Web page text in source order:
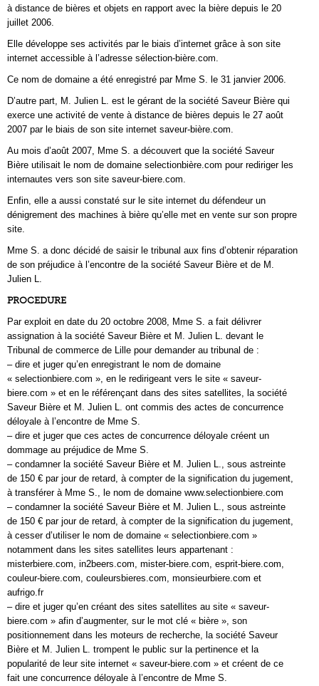
à distance de bières et objets en rapport avec la bière depuis le 20
juillet 2006.
Elle développe ses activités par le biais d’internet grâce à son site
internet accessible à l’adresse sélection-bière.com.
Ce nom de domaine a été enregistré par Mme S. le 31 janvier 2006.
D’autre part, M. Julien L. est le gérant de la société Saveur Bière qui
exerce une activité de vente à distance de bières depuis le 27 août
2007 par le biais de son site internet saveur-bière.com.
Au mois d’août 2007, Mme S. a découvert que la société Saveur
Bière utilisait le nom de domaine selectionbière.com pour rediriger les
internautes vers son site saveur-biere.com.
Enfin, elle a aussi constaté sur le site internet du défendeur un
dénigrement des machines à bière qu’elle met en vente sur son propre
site.
Mme S. a donc décidé de saisir le tribunal aux fins d’obtenir réparation
de son préjudice à l’encontre de la société Saveur Bière et de M.
Julien L.
PROCEDURE
Par exploit en date du 20 octobre 2008, Mme S. a fait délivrer
assignation à la société Saveur Bière et M. Julien L. devant le
Tribunal de commerce de Lille pour demander au tribunal de :
– dire et juger qu’en enregistrant le nom de domaine
« selectionbiere.com », en le redirigeant vers le site « saveur-
biere.com » et en le référençant dans des sites satellites, la société
Saveur Bière et M. Julien L. ont commis des actes de concurrence
déloyale à l’encontre de Mme S.
– dire et juger que ces actes de concurrence déloyale créent un
dommage au préjudice de Mme S.
– condamner la société Saveur Bière et M. Julien L., sous astreinte
de 150 € par jour de retard, à compter de la signification du jugement,
à transférer à Mme S., le nom de domaine www.selectionbiere.com
– condamner la société Saveur Bière et M. Julien L., sous astreinte
de 150 € par jour de retard, à compter de la signification du jugement,
à cesser d’utiliser le nom de domaine « selectionbiere.com »
notamment dans les sites satellites leurs appartenant :
misterbiere.com, in2beers.com, mister-biere.com, esprit-biere.com,
couleur-biere.com, couleursbieres.com, monsieurbiere.com et
aufrigo.fr
– dire et juger qu’en créant des sites satellites au site « saveur-
biere.com » afin d’augmenter, sur le mot clé « bière », son
positionnement dans les moteurs de recherche, la société Saveur
Bière et M. Julien L. trompent le public sur la pertinence et la
popularité de leur site internet « saveur-biere.com » et créent de ce
fait une concurrence déloyale à l’encontre de Mme S.